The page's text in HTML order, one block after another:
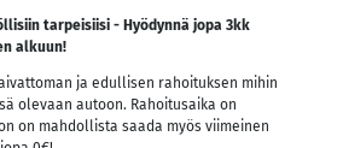
tarpeisiisi - Hyödynnä jopa 3kk
alkuun!
ja edullisen rahoituksen mihin
olevaan autoon. Rahoitusaika on
on mahdollista saada myös viimeinen